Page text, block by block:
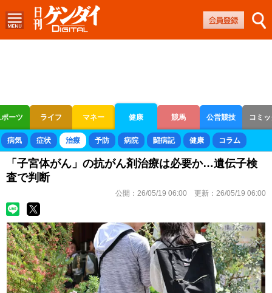
ーツ ライフ マネー 健康 競馬 公営競技 コミ
ボートレース 競輪 オートレース
病気 症状 治療 予防 病院 闘病記 健康 コラム
「子宮体がん」の抗がん剤治療は必要か…遺伝子検
査で判断
公開： 26/05/19 06:00 更新： 26/05/19 06:00